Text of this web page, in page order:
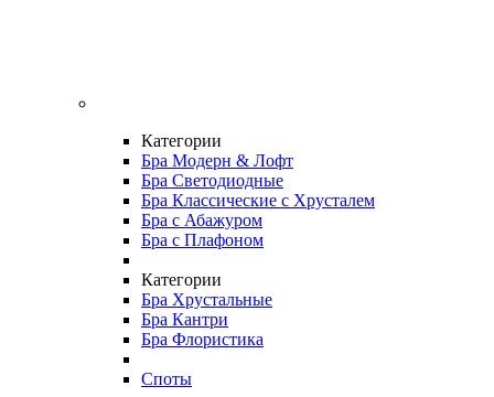
Категории
Бра Модерн & Лофт
Бра Светодиодные
Бра Классические с Хрусталем
Бра с Абажуром
Бра с Плафоном
Категории
Бра Хрустальные
Бра Кантри
Бра Флористика
Споты